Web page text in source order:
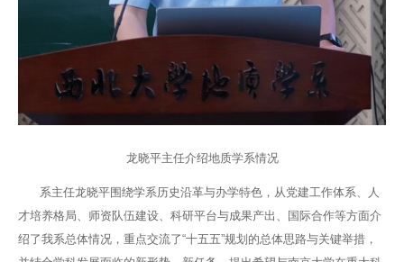
龙晓平主任介绍地质学系情况
系主任龙晓平围绕学系历史沿革与办学特色，从党建工作体系、人
才培养格局、师资队伍建设、科研平台与成果产出、国际合作等方面介
绍了我系总体情况，重点交流了“十五五”规划的总体思路与关键举措，